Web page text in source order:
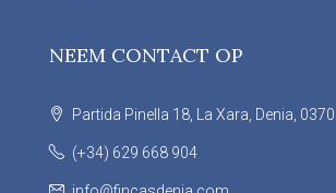
NEEM CONTACT OP
Partida Pinella 18, La Xara, Denia,
(+34) 629 668 904